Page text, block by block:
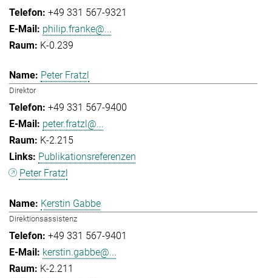
+49 331 567-9321
philip.franke@...
K-0.239
Peter Fratzl
Direktor
+49 331 567-9400
peter.fratzl@...
K-2.215
Publikationsreferenzen
Peter Fratzl
Kerstin Gabbe
Direktionsassistenz
+49 331 567-9401
kerstin.gabbe@...
K-2.211